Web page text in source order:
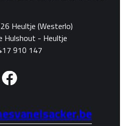
Heultje (Westerlo)
Hulshout - Heultje
910 147